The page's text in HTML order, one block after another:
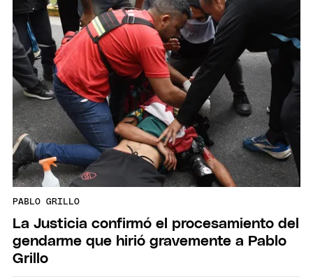
PABLO GRILLO
La Justicia confirmó el procesamiento del
gendarme que hirió gravemente a Pablo
Grillo